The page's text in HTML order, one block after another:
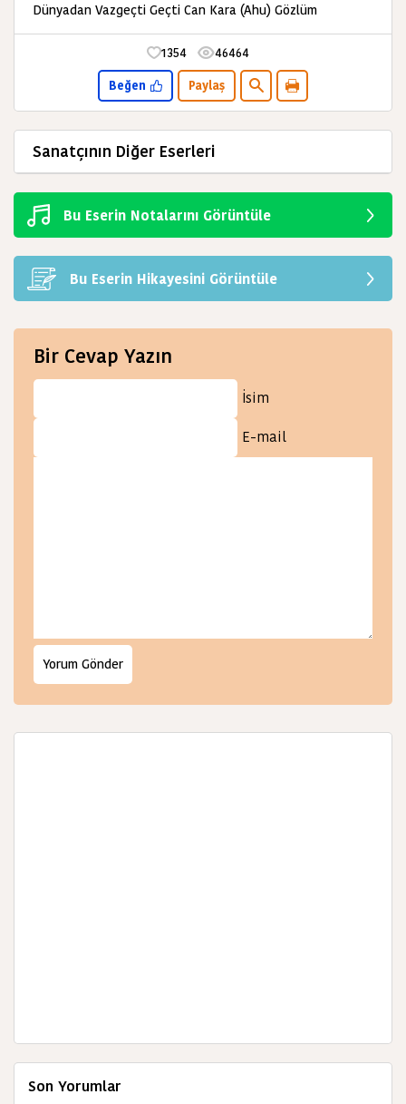
Dünyadan Vazgeçti Geçti Can Kara (Ahu) Gözlüm
1354 46464
Beğen Paylaş
Sanatçının Diğer Eserleri
Bu Eserin Notalarını Görüntüle
Bu Eserin Hikayesini Görüntüle
Bir Cevap Yazın
İsim
E-mail
Son Yorumlar